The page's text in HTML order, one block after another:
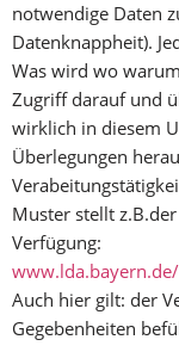
notwendige Daten
Datenknappheit).
Was wird wo
Zugriff darauf und
wirklich in diesem
Überlegungen
Muster stellt
Verfügung:
Auch hier gilt: der
Gegebenheiten